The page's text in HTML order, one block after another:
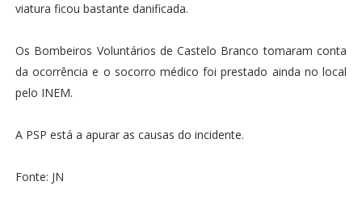
viatura ficou bastante danificada.
Os Bombeiros Voluntários de Castelo Branco tomaram conta
da ocorrência e o socorro médico foi prestado ainda no local
pelo INEM.
A PSP está a apurar as causas do incidente.
Fonte: JN